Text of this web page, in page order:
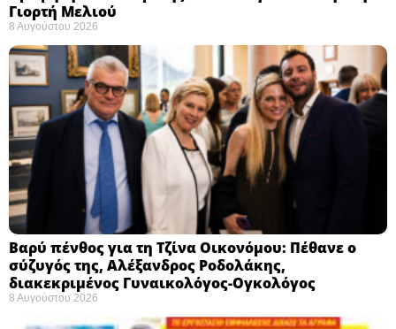
Γιορτή Μελιού
8 Αυγούστου 2026
Βαρύ πένθος για τη Τζίνα Οικονόμου: Πέθανε ο
σύζυγός της, Αλέξανδρος Ροδολάκης,
διακεκριμένος Γυναικολόγος-Ογκολόγος
8 Αυγούστου 2026